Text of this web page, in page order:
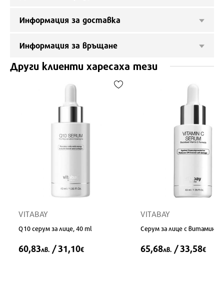
Информация за доставка
Информация за връщане
Други клиенти харесаха тези
VITABAY
Q10 серум за лице, 40 ml
60,83лв. / 31,10€
VITABAY
Серум за лице с витамин
65,68лв. / 33,58€